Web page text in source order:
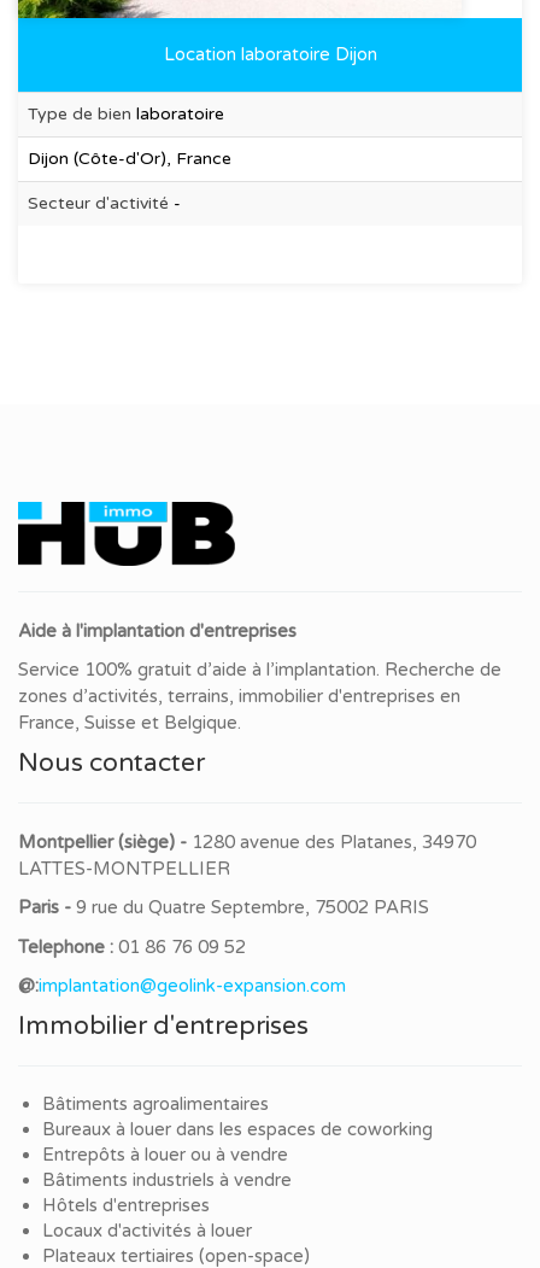
Location laboratoire Dijon
Type de bien laboratoire
Dijon (Côte-d'Or), France
Secteur d'activité -
Aide à l'implantation d'entreprises
Service 100% gratuit d’aide à l’implantation. Recherche de
zones d’activités, terrains, immobilier d'entreprises en
France, Suisse et Belgique.
Nous contacter
Montpellier (siège) - 1280 avenue des Platanes, 34970
LATTES-MONTPELLIER
Paris - 9 rue du Quatre Septembre, 75002 PARIS
Telephone : 01 86 76 09 52
@:implantation@geolink-expansion.com
Immobilier d'entreprises
Bâtiments agroalimentaires
Bureaux à louer dans les espaces de coworking
Entrepôts à louer ou à vendre
Bâtiments industriels à vendre
Hôtels d'entreprises
Locaux d'activités à louer
Plateaux tertiaires (open-space)